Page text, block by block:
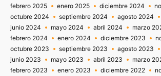
febrero 2025
enero 2025 diciembre 2024
octubre 2024
septiembre 2024 agosto 2024
junio 2024
mayo 2024 abril 2024
marzo
febrero 2024
enero 2024 diciembre 2023
octubre 2023
septiembre 2023 agosto 2023
junio 2023
mayo 2023 abril 2023
marzo
febrero 2023
enero 2023 diciembre 2022